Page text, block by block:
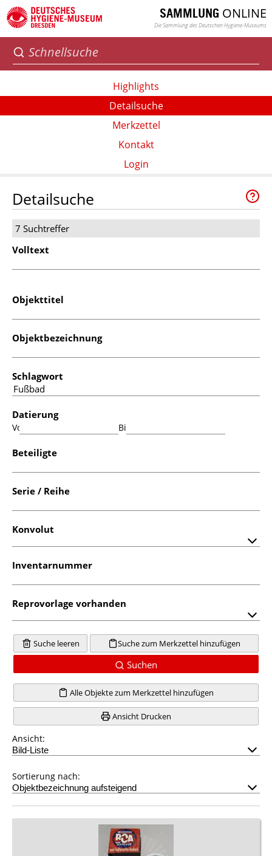
SAMMLUNG ONLINE
Die Sammlung des Deutschen Hygiene-Museums
Highlights
Detailsuche
Merkzettel
Kontakt
Login
Detailsuche
7 Suchtreffer
Volltext
Objekttitel
Objektbezeichnung
Schlagwort
Datierung
Von: Bis:
Beteiligte
Serie / Reihe
Konvolut
Inventarnummer
Reprovorlage vorhanden
Suche leeren Suche zum Merkzettel hinzufügen
Suchen
Alle Objekte zum Merkzettel hinzufügen
Ansicht Drucken
Ansicht:
Sortierung nach: